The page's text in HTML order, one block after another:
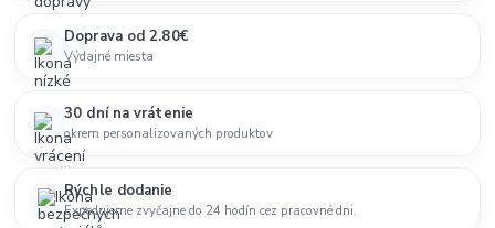
Doprava od 2.80€
Výdajné miesta
30 dní na vrátenie
okrem personalizovaných produktov
Rýchle dodanie
Expedujeme zvyčajne do 24 hodín cez pracovné dni.